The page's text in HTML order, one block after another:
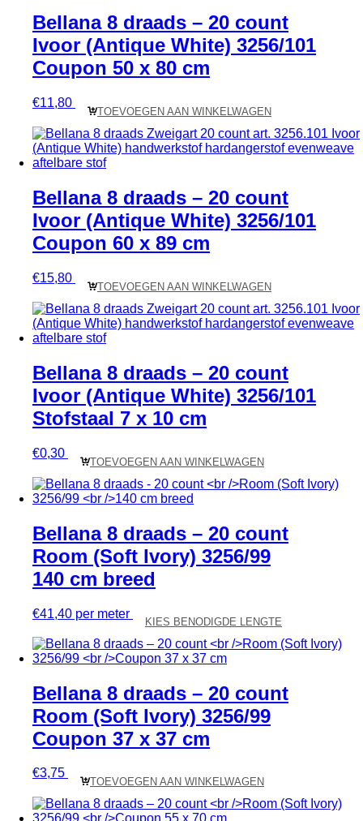
Bellana 8 draads – 20 count
Ivoor (Antique White) 3256/101
Coupon 50 x 80 cm
€11,80
TOEVOEGEN AAN WINKELWAGEN
Bellana 8 draads – 20 count
Ivoor (Antique White) 3256/101
Coupon 60 x 89 cm
€15,80
TOEVOEGEN AAN WINKELWAGEN
Bellana 8 draads – 20 count
Ivoor (Antique White) 3256/101
Stofstaal 7 x 10 cm
€0,30
TOEVOEGEN AAN WINKELWAGEN
Bellana 8 draads – 20 count
Room (Soft Ivory) 3256/99
140 cm breed
€41,40 per meter
KIES BENODIGDE LENGTE
Bellana 8 draads – 20 count
Room (Soft Ivory) 3256/99
Coupon 37 x 37 cm
€3,75
TOEVOEGEN AAN WINKELWAGEN